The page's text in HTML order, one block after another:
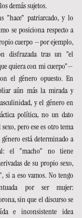
demás sujetos.
"hace" patriarcado, y lo
se posiciona respecto a
cuerpo —por ejemplo,
disfrazada tras un "el
quiera con mi cuerpo"—
el género opuesto. En
aún más la mirada y
y el género en
política, no un dato
pero ese es otro tema
está determinado a
el "macho" no tiene
de su propio sexo,
si a eso vamos. No tengo
por ser mujer:
sin que el discurso se
e inconsistente idea